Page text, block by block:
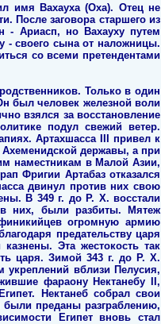
имя Вахауха (Оха). Отец не
После заговора старшего из
- Ариасп, но Вахауху путем
- своего сына от наложницы.
со всеми претендентами
Только в один
был человек железной воли
взялся за восстановление
подул свежий ветер.
Артахшасса III привел к
Ахеменидской державы, а при
наместникам в Малой Азии,
Фригии Артабаз отказался
двинул против них свою
В 349 г. до Р. Х. восстали
них, были разбиты. Мятеж
огромную армию
предательству царя
Эта жестокость так
царя. Зимой 343 г. до Р. Х.
укреплений вблизи Пелусия,
фараону Нектанебу II,
Нектанеб собрал свои
преданы разграблению,
Египет вновь стал